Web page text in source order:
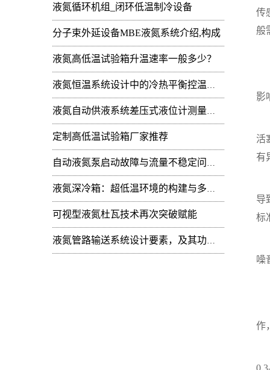
液氮循环机组_闭环低温制冷设备
分子束外延设备MBE液氮系统介绍,构成
液氮高低温试验箱升温速率一般多少？
液氮恒温系统设计中的冷热平衡控温难点
液氮自动供液系统差压式液位计测量值周期性
定制高低温试验箱厂家推荐
自动液氮泵启动故障与流量不稳定问题：技术排查
液氮深冷箱：超低温环境的构建与多领域技术赋能
可视型液氮杜瓦技术再次突破赋能
液氮管路输送系统设计要素，及其功能开发
传
般
影
活
有
导
标
噪
作